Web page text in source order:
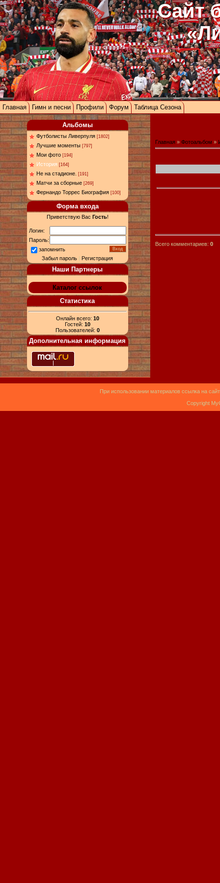
Сайт
Главная Гимн и песни Профили Форум Таблица Сезона
Альбомы
Футболисты Ливерпуля [1802]
Лучшие моменты [797]
Мои фото [194]
История [164]
Не на стадионе. [191]
Матчи за сборные [269]
Фернандо Торрес Биография [100]
Форма входа
Приветствую Вас Гость!
Логин:
Пароль:
запомнить
Забыл пароль |Регистрация
Наши Партнеры
Каталог ссылок
Статистика
Онлайн всего: 10
Гостей: 10
Пользователей: 0
Дополнительная информация
Главная » Фотоальбом »
Всего комментариев: 0
При использовании материалов ссылка на
Copyright